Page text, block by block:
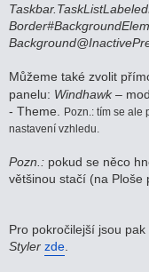
Můžeme také zvolit
panelu: Windhawk–
- Theme.
Pozn.: tím se ale
nastavení vzhledu.
Pozn.: pokud se něco
většinou stačí (na Ploše
Pro pokročilejší jsou
Styler zde